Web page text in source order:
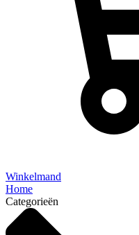
Winkelmand
Home
Categorieën